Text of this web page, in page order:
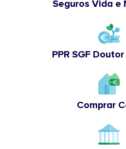
Seguros Vida e
PPR SGF
Comprar